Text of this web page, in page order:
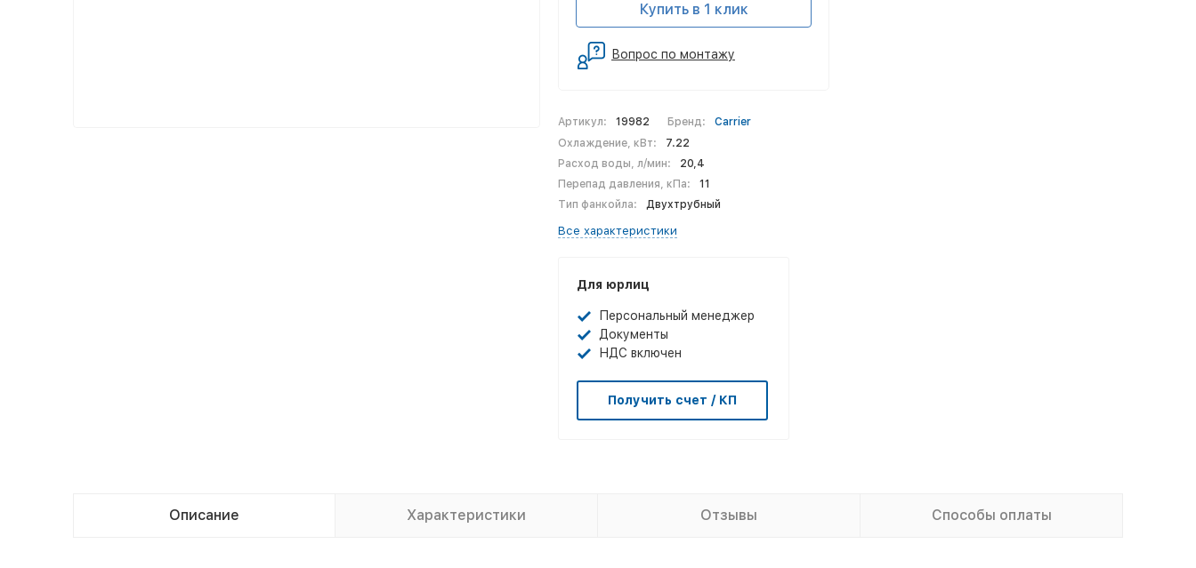
Артикул: 19982 Бренд:
Carrier
Охлаждение, кВт:
7.22
Расход воды, л/мин:
20,4
Перепад давления, кПа:
11
Тип фанкойла:
Двухтрубный
Все характеристики
Для юрлиц
Персональный менеджер
Документы
НДС включен
Получить счет / КП
Купить в 1 клик
Вопрос по монтажу
Описание Характеристики Отзывы Способы оплаты